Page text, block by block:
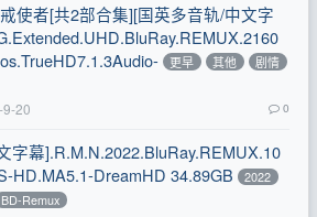
使者[共2部合集][国英多音轨/中文字
更早 其他
剧情
20 0
字幕].R.M.N.2022.BluRay.REMUX.10
HD.MA5.1-DreamHD 34.89GB
2022
BD-Remux